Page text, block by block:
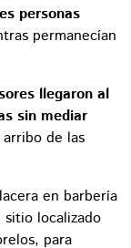
personas
permanecían
llegaron al
sin mediar
de las
en barbería
sitio localizado
para